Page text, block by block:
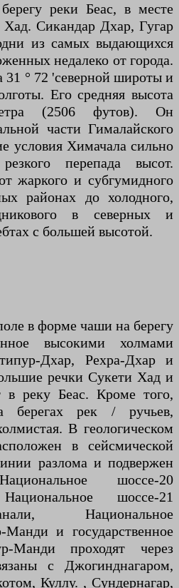
реки Беас, в месте
Сикандар Дхар, Гугар
из самых выдающихся
недалеко от города.
° 72 'северной широты и
Его средняя высота
(2506 футов). Он
части Гималайского
условия Химачала сильно
перепада высот.
жаркого и субгумидного
районах до холодного,
в северных и
с большей высотой.
в форме чаши на берегу
высокими холмами
Дхар, Рехра-Дхар и
речки Сукети Хад и
реку Беас. Кроме того,
берегах рек / ручьев,
В геологическом
в сейсмической
разлома и подвержен
шоссе-20
шоссе-21
Национальное
и государственное
Манди проходят через
с Джогинднагаром,
Куллу. , Сундернагар,